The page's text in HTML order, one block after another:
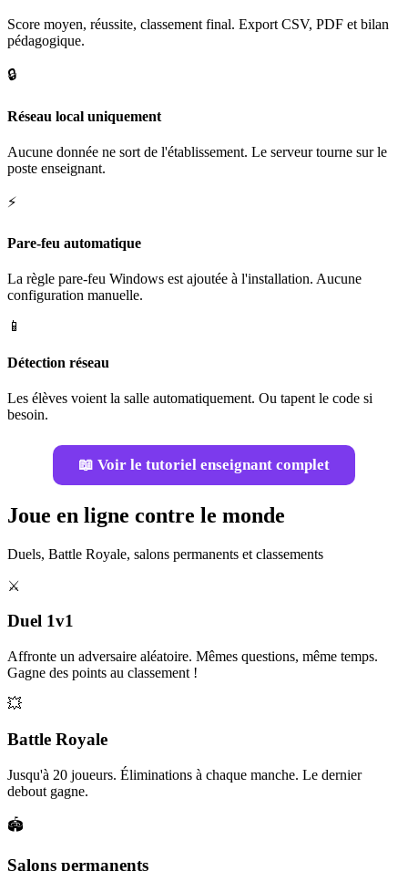
Score moyen, réussite, classement final. Export CSV, PDF et bilan
pédagogique.
🔒
Réseau local uniquement
Aucune donnée ne sort de l'établissement. Le serveur tourne sur le
poste enseignant.
⚡
Pare-feu automatique
La règle pare-feu Windows est ajoutée à l'installation. Aucune
configuration manuelle.
📱
Détection réseau
Les élèves voient la salle automatiquement. Ou tapent le code si
besoin.
📖 Voir le tutoriel enseignant complet
Joue en ligne contre le monde
Duels, Battle Royale, salons permanents et classements
⚔️
Duel 1v1
Affronte un adversaire aléatoire. Mêmes questions, même temps.
Gagne des points au classement !
💥
Battle Royale
Jusqu'à 20 joueurs. Éliminations à chaque manche. Le dernier
debout gagne.
🏟️
Salons permanents